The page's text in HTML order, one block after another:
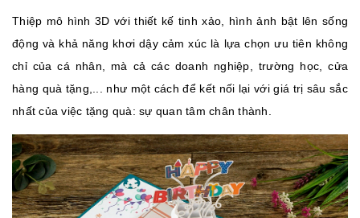
Thiệp mô hình 3D với thiết kế tinh xảo, hình ảnh bật lên sống
động và khả năng khơi dậy cảm xúc là lựa chọn ưu tiên không
chỉ của cá nhân, mà cả các doanh nghiệp, trường học, cửa
hàng quà tặng,... như một cách để kết nối lại với giá trị sâu sắc
nhất của việc tặng quà: sự quan tâm chân thành.